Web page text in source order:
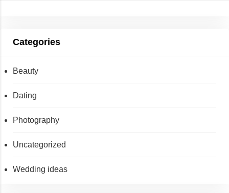
Categories
Beauty
Dating
Photography
Uncategorized
Wedding ideas